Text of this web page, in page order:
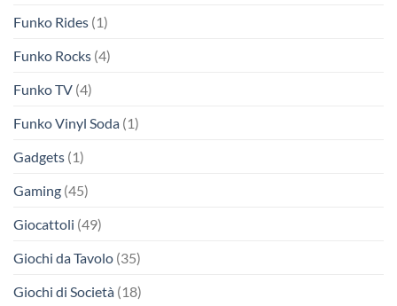
Funko Rides (1)
Funko Rocks (4)
Funko TV (4)
Funko Vinyl Soda (1)
Gadgets (1)
Gaming (45)
Giocattoli (49)
Giochi da Tavolo (35)
Giochi di Società (18)